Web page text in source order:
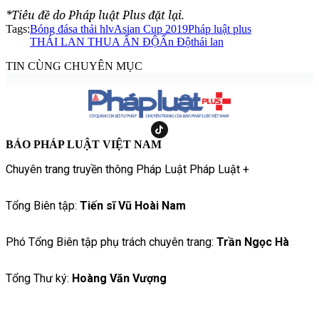
*Tiêu đề do Pháp luật Plus đặt lại.
Tags:Bóng đása thải hlvAsian Cup 2019Pháp luật plus
THÁI LAN THUA ẤN ĐỘẤn Độthái lan
TIN CÙNG CHUYÊN MỤC
BÁO PHÁP LUẬT VIỆT NAM
Chuyên trang truyền thông Pháp Luật Pháp Luật +
Tổng Biên tập: Tiến sĩ Vũ Hoài Nam
Phó Tổng Biên tập phụ trách chuyên trang: Trần Ngọc Hà
Tổng Thư ký: Hoàng Văn Vượng